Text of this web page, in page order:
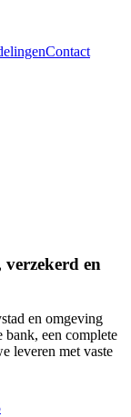
Contact
en
en omgeving
een complete
leveren met vaste